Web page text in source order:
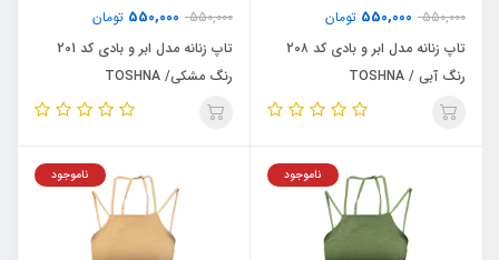
550,000
550,000 تومان
تاپ زنانه مدل ابر و بادی کد 20۸
رنگ آبی / TOSHNA
550,000
550,000 تومان
تاپ زنانه مدل ابر و بادی کد 201
رنگ مشکی/ TOSHNA
ناموجود ناموجود